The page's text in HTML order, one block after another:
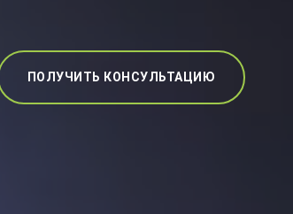
ПОЛУЧИТЬ КОНСУЛЬТАЦИЮ